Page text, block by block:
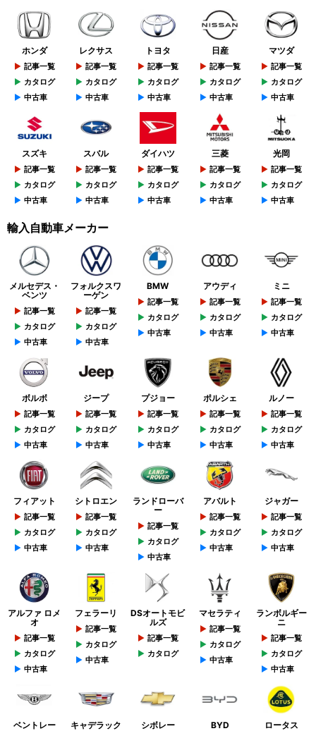
ホンダ
記事一覧
カタログ
中古車
レクサス
記事一覧
カタログ
中古車
トヨタ
記事一覧
カタログ
中古車
日産
記事一覧
カタログ
中古車
マツダ
記事一覧
カタログ
中古車
スズキ
記事一覧
カタログ
中古車
スバル
記事一覧
カタログ
中古車
ダイハツ
記事一覧
カタログ
中古車
三菱
記事一覧
カタログ
中古車
光岡
記事一覧
カタログ
中古車
輸入自動車メーカー
メルセデス・
ベンツ
記事一覧
カタログ
中古車
フォルクスワ
ーゲン
記事一覧
カタログ
中古車
BMW
記事一覧
カタログ
中古車
アウディ
記事一覧
カタログ
中古車
ミニ
記事一覧
カタログ
中古車
ボルボ
記事一覧
カタログ
中古車
ジープ
記事一覧
カタログ
中古車
プジョー
記事一覧
カタログ
中古車
ポルシェ
記事一覧
カタログ
中古車
ルノー
記事一覧
カタログ
中古車
フィアット
記事一覧
カタログ
中古車
シトロエン
記事一覧
カタログ
中古車
ランドローバ
ー
記事一覧
カタログ
中古車
アバルト
記事一覧
カタログ
中古車
ジャガー
記事一覧
カタログ
中古車
アルファ ロメ
オ
記事一覧
カタログ
中古車
フェラーリ
記事一覧
カタログ
中古車
DSオートモビ
ルズ
記事一覧
カタログ
マセラティ
記事一覧
カタログ
中古車
ランボルギー
ニ
記事一覧
カタログ
中古車
ベントレー キャデラック シボレー BYD ロータス